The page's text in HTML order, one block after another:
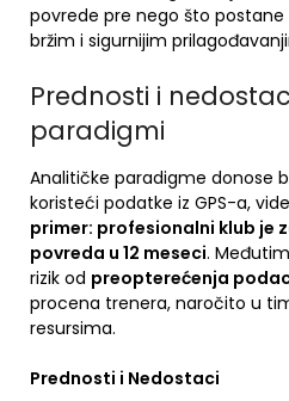
povrede pre nego što
bržim i sigurnijim
Prednosti i
paradigmi
Analitičke paradigme donose
koristeći podatke iz GPS-a,
primer: profesionalni klub je
povreda u 12 meseci.
rizik od preopterećenja
procena trenera, naročito u
resursima.
Prednosti i Nedostaci